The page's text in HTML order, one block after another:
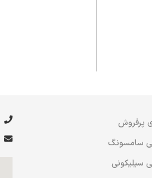
پرفروش
سامسونگ
سیلیکونی